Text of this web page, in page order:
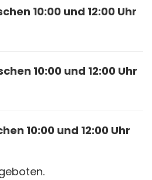
10:00 und 12:00 Uhr
10:00 und 12:00 Uhr
10:00 und 12:00 Uhr